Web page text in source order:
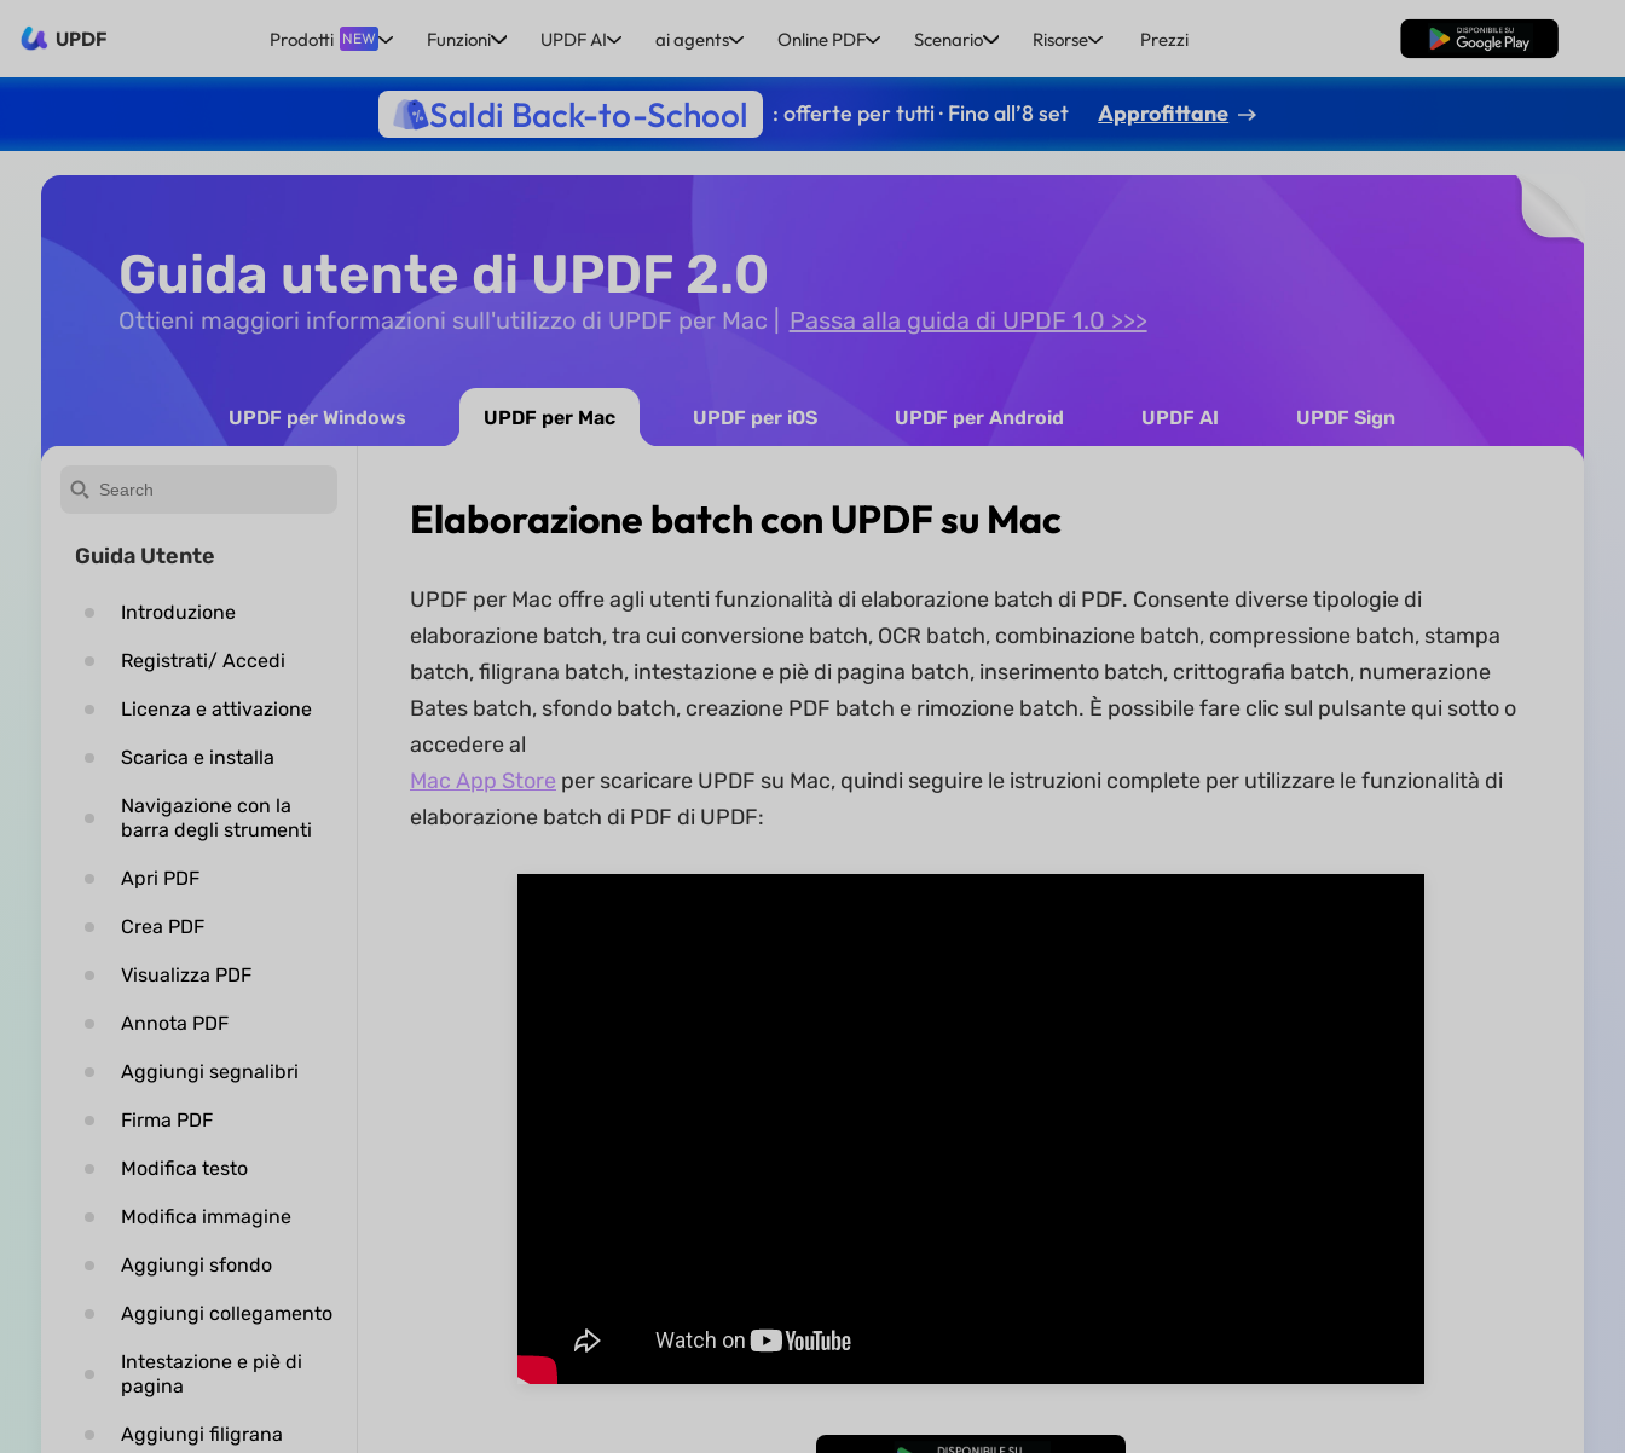
UPDF Prodotti NEW Funzioni UPDF AI ai agents Online PDF Scenario Risorse Prezzi Download Gratis
Saldi Back-to-School : offerte per tutti · Fino all’8 set Approfittane
Guida utente di UPDF 2.0
Ottieni maggiori informazioni sull'utilizzo di UPDF per Mac Passa alla guida di UPDF 1.0 >>>
UPDF per Windows UPDF per Mac UPDF per iOS UPDF per Android UPDF AI UPDF Sign
Guida Utente
Introduzione
Registrati/ Accedi
Licenza e attivazione
Scarica e installa
Navigazione con la
barra degli strumenti
Apri PDF
Crea PDF
Visualizza PDF
Annota PDF
Aggiungi segnalibri
Firma PDF
Modifica testo
Modifica immagine
Aggiungi sfondo
Aggiungi collegamento
Intestazione e piè di
pagina
Aggiungi filigrana
Elaborazione batch con UPDF su Mac
UPDF per Mac offre agli utenti funzionalità di elaborazione batch di PDF. Consente diverse tipologie di
elaborazione batch, tra cui conversione batch, OCR batch, combinazione batch, compressione batch, stampa
batch, filigrana batch, intestazione e piè di pagina batch, inserimento batch, crittografia batch, numerazione
Bates batch, sfondo batch, creazione PDF batch e rimozione batch. È possibile fare clic sul pulsante qui sotto o
accedere al
Mac App Store per scaricare UPDF su Mac, quindi seguire le istruzioni complete per utilizzare le funzionalità di
elaborazione batch di PDF di UPDF: